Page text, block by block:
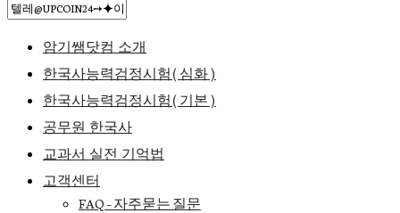
암기쌤닷컴 소개
한국사능력검정시험(심화)
한국사능력검정시험(기본)
공무원 한국사
교과서 실전 기억법
고객센터
FAQ – 자주묻는 질문